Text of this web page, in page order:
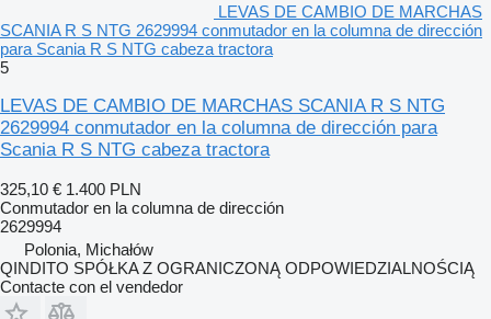
LEVAS DE CAMBIO DE MARCHAS
SCANIA R S NTG 2629994 conmutador en la columna de dirección
para Scania R S NTG cabeza tractora
5
LEVAS DE CAMBIO DE MARCHAS SCANIA R S NTG
2629994 conmutador en la columna de dirección para
Scania R S NTG cabeza tractora
325,10 € 1.400 PLN
Conmutador en la columna de dirección
2629994
Polonia, Michałów
QINDITO SPÓŁKA Z OGRANICZONĄ ODPOWIEDZIALNOŚCIĄ
Contacte con el vendedor